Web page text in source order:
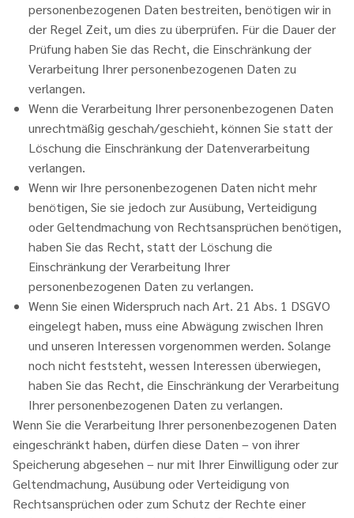
personenbezogenen Daten bestreiten, benötigen wir in
der Regel Zeit, um dies zu überprüfen. Für die Dauer der
Prüfung haben Sie das Recht, die Einschränkung der
Verarbeitung Ihrer personenbezogenen Daten zu
verlangen.
Wenn die Verarbeitung Ihrer personenbezogenen Daten
unrechtmäßig geschah/geschieht, können Sie statt der
Löschung die Einschränkung der Datenverarbeitung
verlangen.
Wenn wir Ihre personenbezogenen Daten nicht mehr
benötigen, Sie sie jedoch zur Ausübung, Verteidigung
oder Geltendmachung von Rechtsansprüchen benötigen,
haben Sie das Recht, statt der Löschung die
Einschränkung der Verarbeitung Ihrer
personenbezogenen Daten zu verlangen.
Wenn Sie einen Widerspruch nach Art. 21 Abs. 1 DSGVO
eingelegt haben, muss eine Abwägung zwischen Ihren
und unseren Interessen vorgenommen werden. Solange
noch nicht feststeht, wessen Interessen überwiegen,
haben Sie das Recht, die Einschränkung der Verarbeitung
Ihrer personenbezogenen Daten zu verlangen.
Wenn Sie die Verarbeitung Ihrer personenbezogenen Daten
eingeschränkt haben, dürfen diese Daten – von ihrer
Speicherung abgesehen – nur mit Ihrer Einwilligung oder zur
Geltendmachung, Ausübung oder Verteidigung von
Rechtsansprüchen oder zum Schutz der Rechte einer